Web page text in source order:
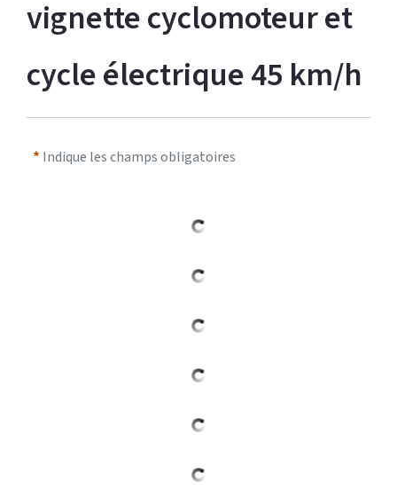
vignette cyclomoteur et
cycle électrique 45 km/h
Indique les champs obligatoires